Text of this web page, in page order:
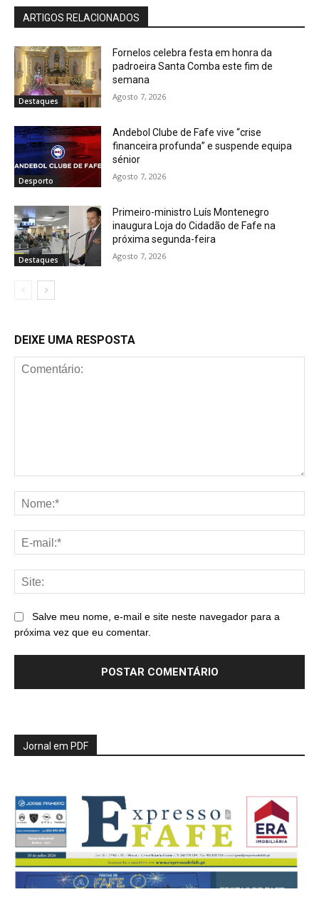
ARTIGOS RELACIONADOS
Destaques
Fornelos celebra festa em honra da
padroeira Santa Comba este fim de
semana
Agosto 7, 2026
Desporto
Andebol Clube de Fafe vive “crise
financeira profunda” e suspende equipa
sénior
Agosto 7, 2026
Destaques
Primeiro-ministro Luís Montenegro
inaugura Loja do Cidadão de Fafe na
próxima segunda-feira
Agosto 7, 2026
DEIXE UMA RESPOSTA
Salve meu nome, e-mail e site neste navegador para a
próxima vez que eu comentar.
Jornal em PDF